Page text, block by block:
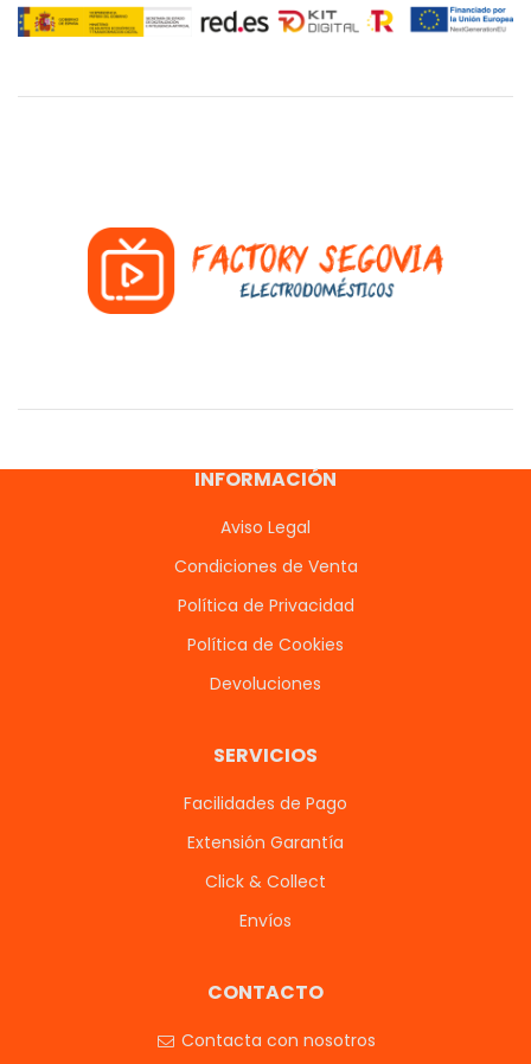
INFORMACIÓN
Aviso Legal
Condiciones de Venta
Política de Privacidad
Política de Cookies
Devoluciones
SERVICIOS
Facilidades de Pago
Extensión Garantía
Click & Collect
Envíos
CONTACTO
Contacta con nosotros